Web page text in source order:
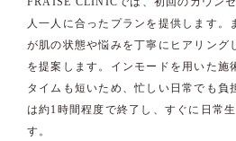
人一人に合ったプランを提供します。
が肌の状態や悩みを丁寧にヒアリング
を提案します。インモードを用いた施
タイムも短いため、忙しい日常でも負
は約1時間程度で終了し、すぐに日常
す。